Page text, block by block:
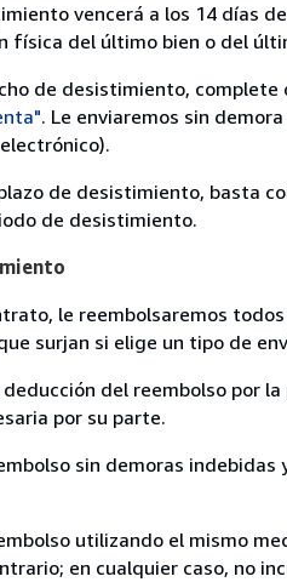
vencerá a los 14 días
física del último bien o del
de desistimiento,
. Le enviaremos sin
de desistimiento, basta
de desistimiento.
le reembolsaremos
surjan si elige un tipo de
deducción del reembolso por
por su parte.
sin demoras
utilizando el mismo
en cualquier caso, no